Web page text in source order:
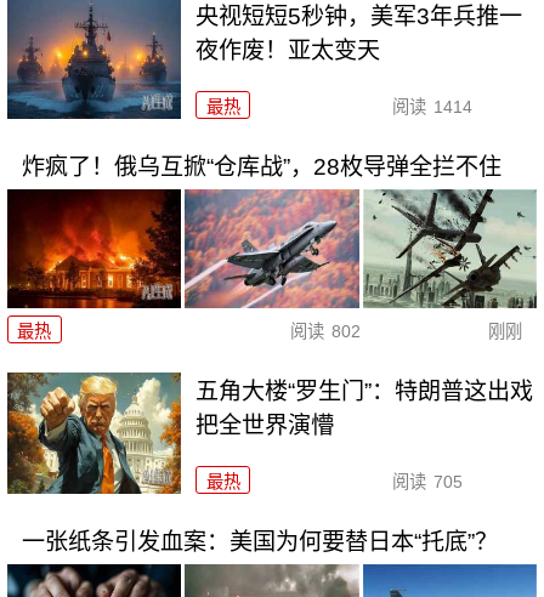
央视短短5秒钟，美军3年兵推一
夜作废！亚太变天
最热 阅读 1414
炸疯了！俄乌互掀“仓库战”，28枚导弹全拦不住
最热 阅读 802 刚刚
五角大楼“罗生门”：特朗普这出戏
把全世界演懵
最热 阅读 705
一张纸条引发血案：美国为何要替日本“托底”？